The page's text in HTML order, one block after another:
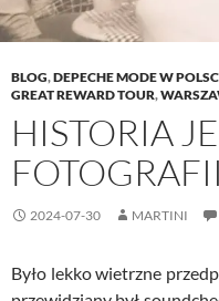
BLOG,DEPECHE MODE W
GREAT REWARD TOUR,
HISTORIA
FOTOGRAFII
2024-07-30 MARTINI
Było lekko wietrzne